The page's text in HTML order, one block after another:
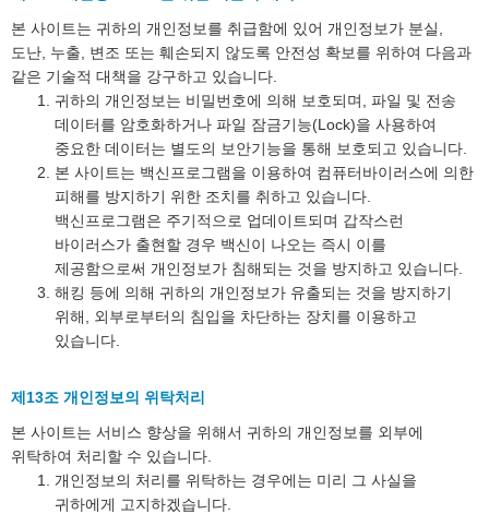
본 사이트는 귀하의 개인정보를 취급함에 있어 개인정보가 분실,
도난, 누출, 변조 또는 훼손되지 않도록 안전성 확보를 위하여 다음과
같은 기술적 대책을 강구하고 있습니다.
귀하의 개인정보는 비밀번호에 의해 보호되며, 파일 및 전송
데이터를 암호화하거나 파일 잠금기능(Lock)을 사용하여
중요한 데이터는 별도의 보안기능을 통해 보호되고 있습니다.
본 사이트는 백신프로그램을 이용하여 컴퓨터바이러스에 의한
피해를 방지하기 위한 조치를 취하고 있습니다.
백신프로그램은 주기적으로 업데이트되며 갑작스런
바이러스가 출현할 경우 백신이 나오는 즉시 이를
제공함으로써 개인정보가 침해되는 것을 방지하고 있습니다.
해킹 등에 의해 귀하의 개인정보가 유출되는 것을 방지하기
위해, 외부로부터의 침입을 차단하는 장치를 이용하고
있습니다.
제13조 개인정보의 위탁처리
본 사이트는 서비스 향상을 위해서 귀하의 개인정보를 외부에
위탁하여 처리할 수 있습니다.
개인정보의 처리를 위탁하는 경우에는 미리 그 사실을
귀하에게 고지하겠습니다.